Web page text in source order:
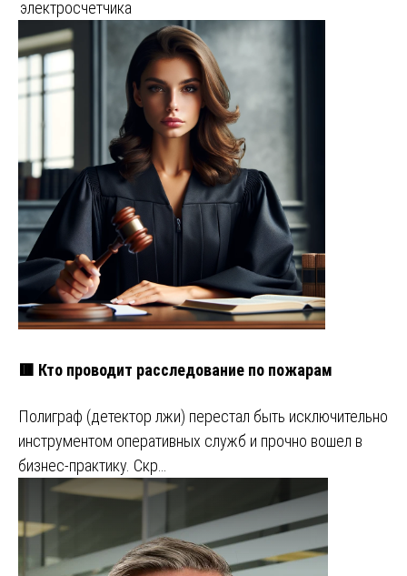
электросчетчика
🟥 Кто проводит расследование по пожарам
Полиграф (детектор лжи) перестал быть исключительно
инструментом оперативных служб и прочно вошел в
бизнес-практику. Скр…